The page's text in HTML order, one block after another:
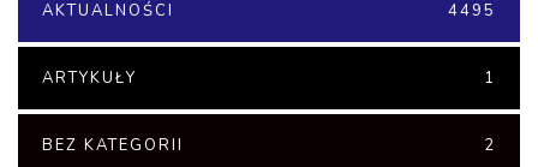
AKTUALNOŚCI 4495
ARTYKUŁY 1
BEZ KATEGORII 2